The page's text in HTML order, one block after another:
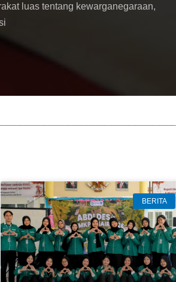
luas tentang kewarganegaraan,
BERITA